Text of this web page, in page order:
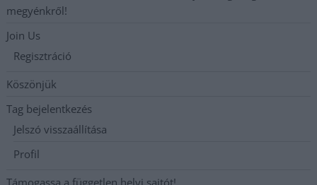
megyénkről!
Join Us
Regisztráció
Köszönjük
Tag bejelentkezés
Jelszó visszaállítása
Profil
Támogassa a független helyi sajtót!